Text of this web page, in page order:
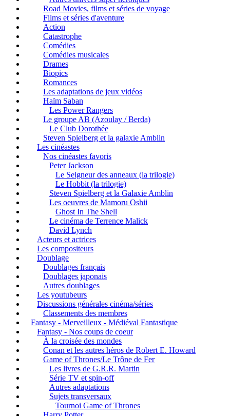
Road Movies, films et séries de voyage
Films et séries d'aventure
Action
Catastrophe
Comédies
Comédies musicales
Drames
Biopics
Romances
Les adaptations de jeux vidéos
Haïm Saban
Les Power Rangers
Le groupe AB (Azoulay / Berda)
Le Club Dorothée
Steven Spielberg et la galaxie Amblin
Les cinéastes
Nos cinéastes favoris
Peter Jackson
Le Seigneur des anneaux (la trilogie)
Le Hobbit (la trilogie)
Steven Spielberg et la Galaxie Amblin
Les oeuvres de Mamoru Oshii
Ghost In The Shell
Le cinéma de Terrence Malick
David Lynch
Acteurs et actrices
Les compositeurs
Doublage
Doublages français
Doublages japonais
Autres doublages
Les youtubeurs
Discussions générales cinéma/séries
Classements des membres
Fantasy - Merveilleux - Médiéval Fantastique
Fantasy - Nos coups de coeur
À la croisée des mondes
Conan et les autres héros de Robert E. Howard
Game of Thrones/Le Trône de Fer
Les livres de G.R.R. Martin
Série TV et spin-off
Autres adaptations
Sujets transversaux
Tournoi Game of Thrones